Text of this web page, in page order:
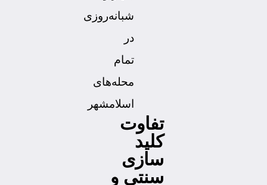
شبانه‌روزی
در
تمام
محله‌های
اسلامشهر
تفاوت
کلید
سازی
سنتی و